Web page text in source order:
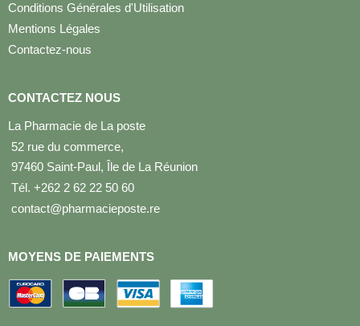
Conditions Générales d'Utilisation
Mentions Légales
Contactez-nous
CONTACTEZ NOUS
La Pharmacie de La poste
52 rue du commerce,
97460 Saint-Paul, Île de La Réunion
Tél. +262 2 62 22 50 60
contact@pharmacieposte.re
MOYENS DE PAIEMENTS